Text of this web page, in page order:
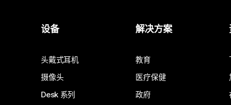
需要答案？
提交问题
设备
头戴式耳机
摄像头
Desk 系列
解决方案
教育
医疗保健
政府